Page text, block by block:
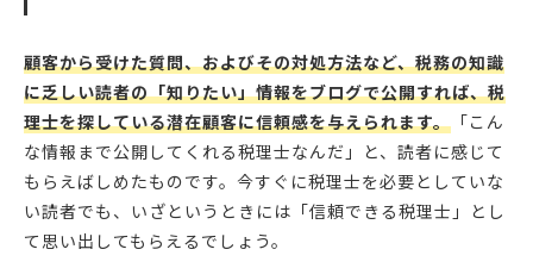
顧客から受けた質問、およびその対処方法など、税務の知識
に乏しい読者の「知りたい」情報をブログで公開すれば、税
理士を探している潜在顧客に信頼感を与えられます。 「こん
な情報まで公開してくれる税理士なんだ」と、読者に感じて
もらえばしめたものです。今すぐに税理士を必要としていな
い読者でも、いざというときには「信頼できる税理士」とし
て思い出してもらえるでしょう。